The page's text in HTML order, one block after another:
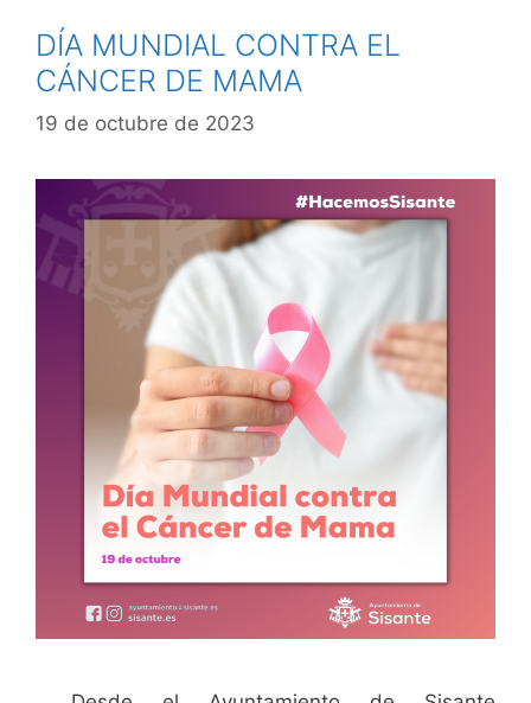
DÍA MUNDIAL CONTRA EL
CÁNCER DE MAMA
19 de octubre de 2023